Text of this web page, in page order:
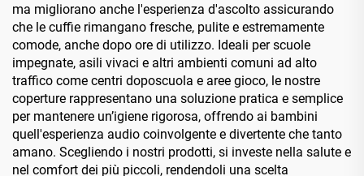
ma migliorano anche l'esperienza d'ascolto assicurando
che le cuffie rimangano fresche, pulite e estremamente
comode, anche dopo ore di utilizzo. Ideali per scuole
impegnate, asili vivaci e altri ambienti comuni ad alto
traffico come centri doposcuola e aree gioco, le nostre
coperture rappresentano una soluzione pratica e semplice
per mantenere un’igiene rigorosa, offrendo ai bambini
quell'esperienza audio coinvolgente e divertente che tanto
amano. Scegliendo i nostri prodotti, si investe nella salute e
nel comfort dei più piccoli, rendendoli una scelta